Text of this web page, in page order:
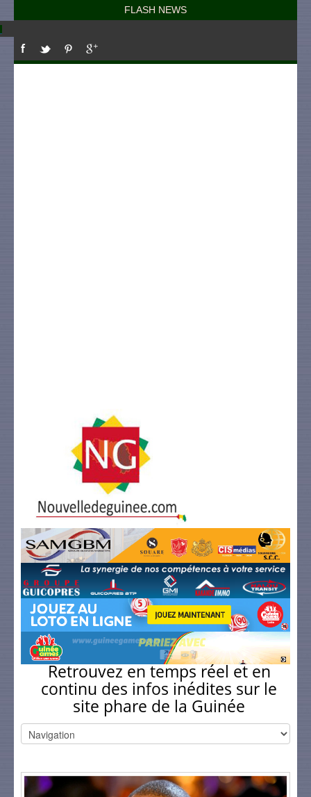
FLASH NEWS
Retrouvez en temps réel et en
continu des infos inédites sur le
site phare de la Guinée